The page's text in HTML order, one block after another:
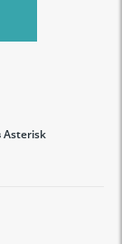
Asterisk